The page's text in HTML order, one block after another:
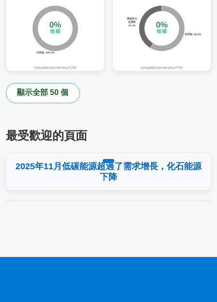
顯示全部 50 個
最受歡迎的頁面
2025年11月低碳能源超過了需求增長，化石能源
下降